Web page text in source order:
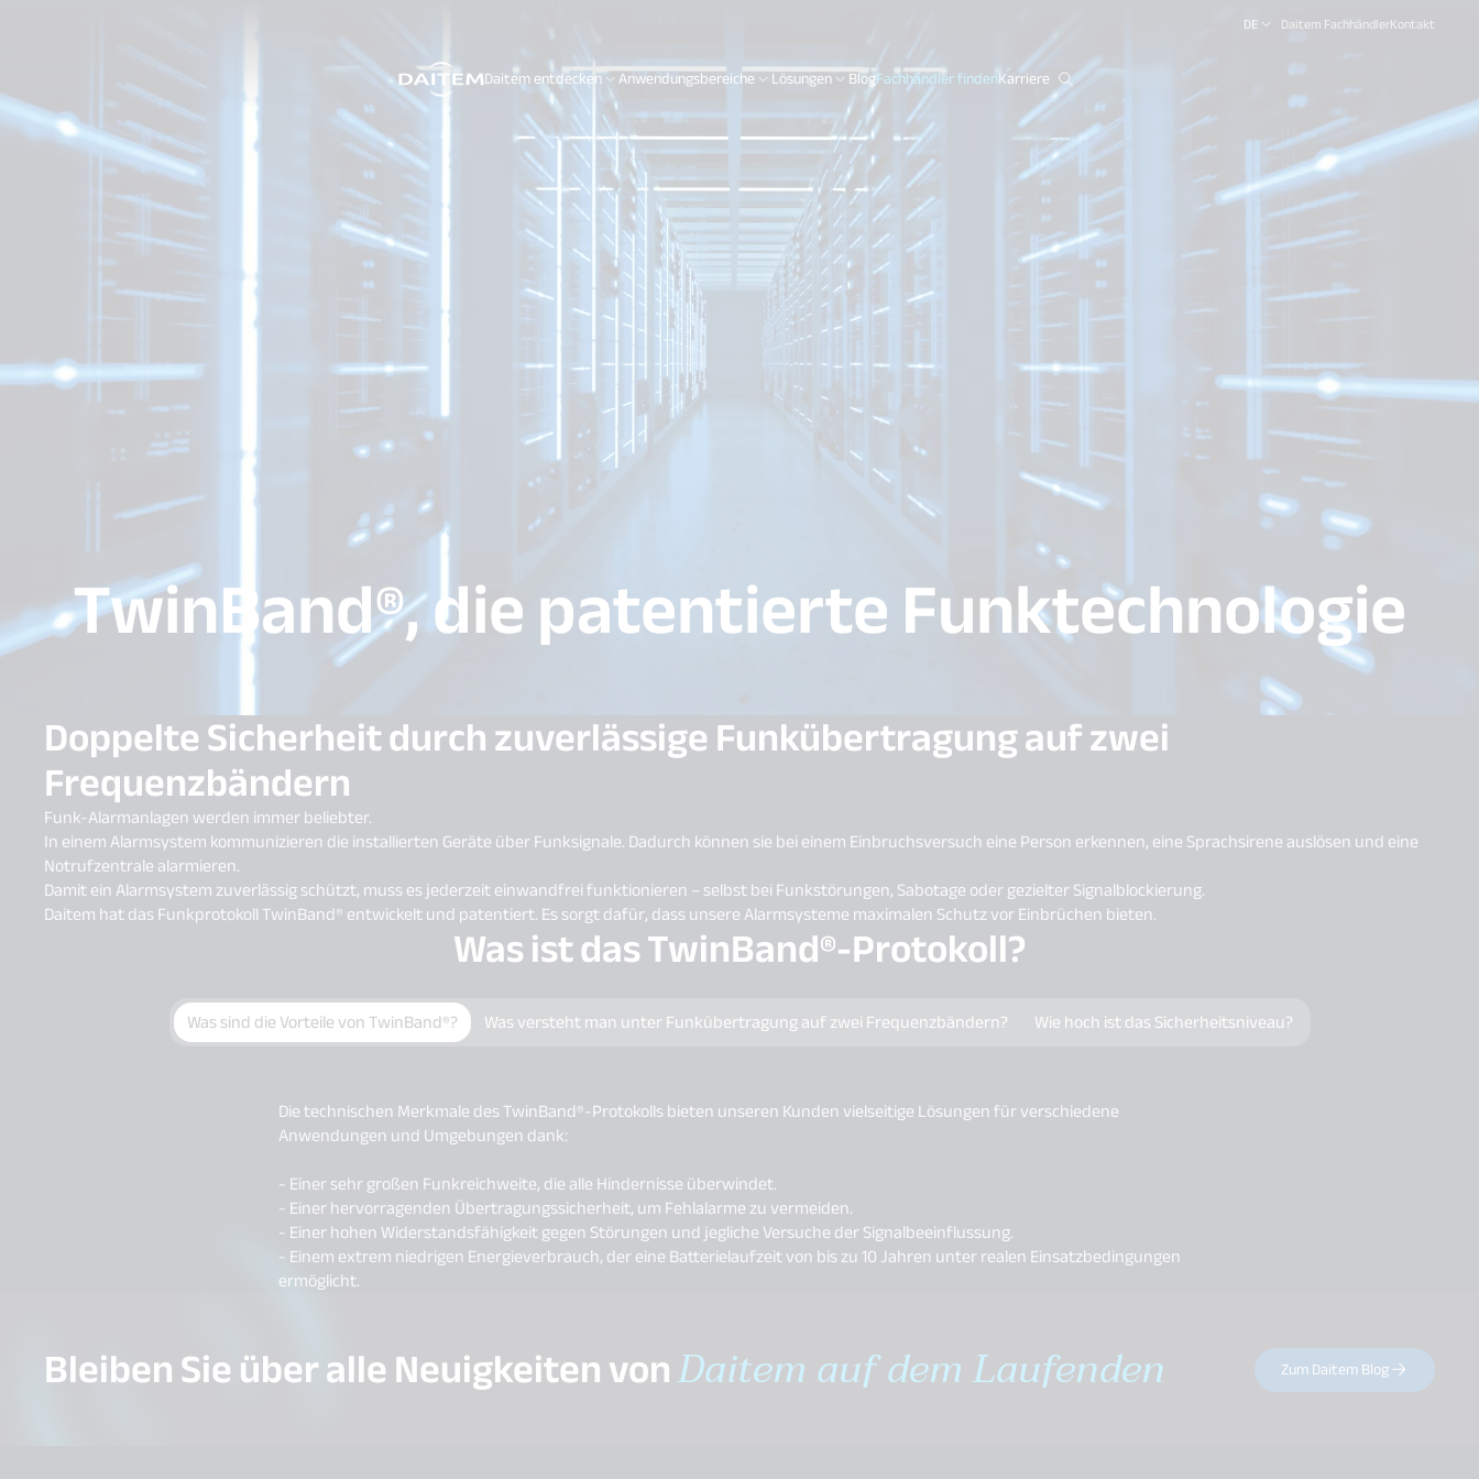
DE Daitem FachhändlerKontakt
Daitem entdecken Anwendungsbereiche Lösungen BlogFachhändler findenKarriere
TwinBand®, die patentierte Funktechnologie
Doppelte Sicherheit durch zuverlässige Funkübertragung auf zwei
Frequenzbändern
Funk-Alarmanlagen werden immer beliebter.
In einem Alarmsystem kommunizieren die installierten Geräte über Funksignale. Dadurch können sie bei einem Einbruchsversuch eine Person erkennen, eine Sprachsirene auslösen und eine
Notrufzentrale alarmieren.
Damit ein Alarmsystem zuverlässig schützt, muss es jederzeit einwandfrei funktionieren – selbst bei Funkstörungen, Sabotage oder gezielter Signalblockierung.
Daitem hat das Funkprotokoll TwinBand® entwickelt und patentiert. Es sorgt dafür, dass unsere Alarmsysteme maximalen Schutz vor Einbrüchen bieten.
Was ist das TwinBand®-Protokoll?
Was sind die Vorteile von TwinBand®? Was versteht man unter Funkübertragung auf zwei Frequenzbändern? Wie hoch ist das Sicherheitsniveau?
Die technischen Merkmale des TwinBand®-Protokolls bieten unseren Kunden vielseitige Lösungen für verschiedene
Anwendungen und Umgebungen dank:
- Einer sehr großen Funkreichweite, die alle Hindernisse überwindet.
- Einer hervorragenden Übertragungssicherheit, um Fehlalarme zu vermeiden.
- Einer hohen Widerstandsfähigkeit gegen Störungen und jegliche Versuche der Signalbeeinflussung.
- Einem extrem niedrigen Energieverbrauch, der eine Batterielaufzeit von bis zu 10 Jahren unter realen Einsatzbedingungen
ermöglicht.
Bleiben Sie über alle Neuigkeiten vonDaitem auf dem Laufenden Zum Daitem Blog